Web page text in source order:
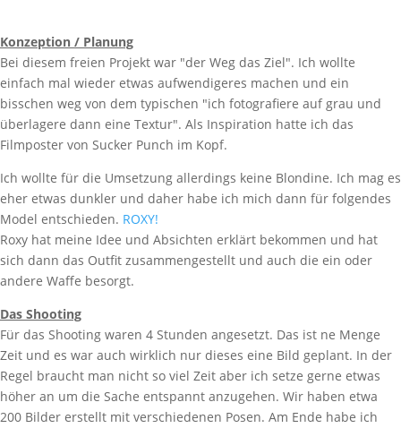
Konzeption / Planung
Bei diesem freien Projekt war "der Weg das Ziel". Ich wollte
einfach mal wieder etwas aufwendigeres machen und ein
bisschen weg von dem typischen "ich fotografiere auf grau und
überlagere dann eine Textur". Als Inspiration hatte ich das
Filmposter von Sucker Punch im Kopf.
Ich wollte für die Umsetzung allerdings keine Blondine. Ich mag es
eher etwas dunkler und daher habe ich mich dann für folgendes
Model entschieden. ROXY!
Roxy hat meine Idee und Absichten erklärt bekommen und hat
sich dann das Outfit zusammengestellt und auch die ein oder
andere Waffe besorgt.
Das Shooting
Für das Shooting waren 4 Stunden angesetzt. Das ist ne Menge
Zeit und es war auch wirklich nur dieses eine Bild geplant. In der
Regel braucht man nicht so viel Zeit aber ich setze gerne etwas
höher an um die Sache entspannt anzugehen. Wir haben etwa
200 Bilder erstellt mit verschiedenen Posen. Am Ende habe ich